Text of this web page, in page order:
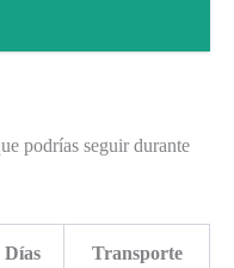
podrías seguir durante
Días Transporte